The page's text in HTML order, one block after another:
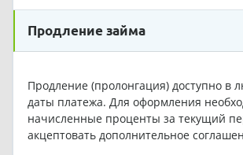
Продление займа
Продление (пролонгация) доступно в
даты платежа. Для оформления
начисленные проценты за текущий
акцептовать дополнительное